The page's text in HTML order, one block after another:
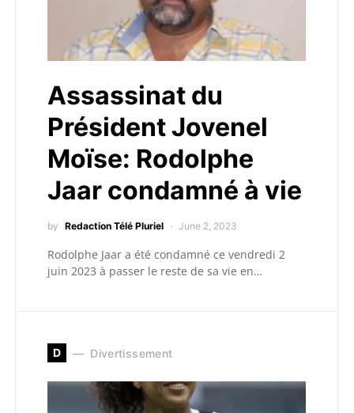
Assassinat du
Président Jovenel
Moïse: Rodolphe
Jaar condamné à vie
by Redaction Télé Pluriel June 2, 2023
Rodolphe Jaar a été condamné ce vendredi 2
juin 2023 à passer le reste de sa vie en…
D Divertissement